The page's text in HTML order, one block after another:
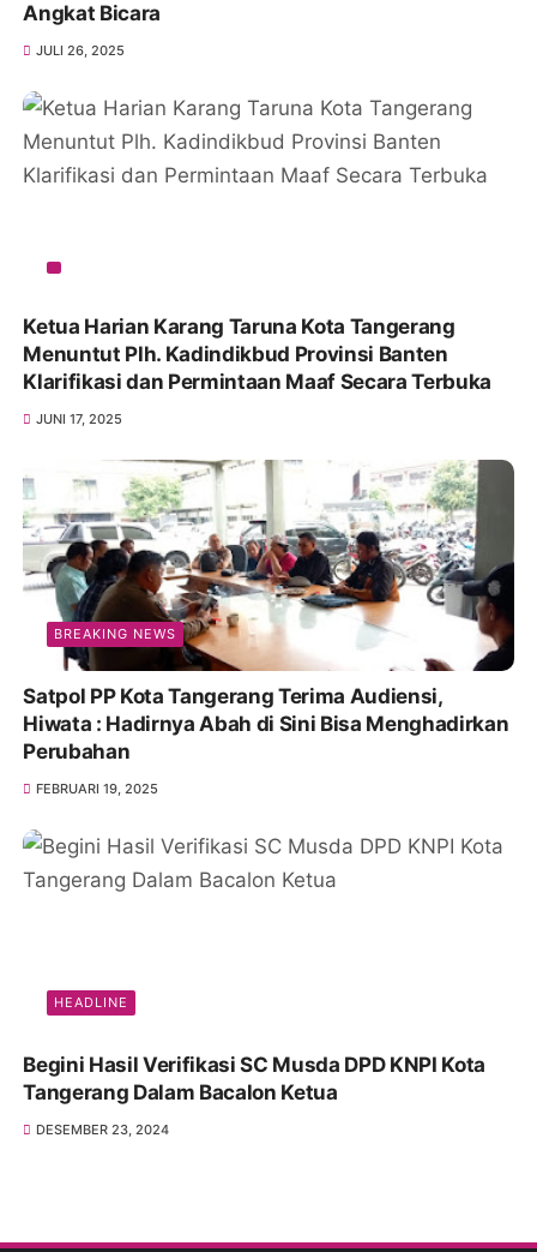
Angkat Bicara
JULI 26, 2025
Ketua Harian Karang Taruna Kota Tangerang
Menuntut Plh. Kadindikbud Provinsi Banten
Klarifikasi dan Permintaan Maaf Secara Terbuka
JUNI 17, 2025
BREAKING NEWS
Satpol PP Kota Tangerang Terima Audiensi,
Hiwata : Hadirnya Abah di Sini Bisa Menghadirkan
Perubahan
FEBRUARI 19, 2025
HEADLINE
Begini Hasil Verifikasi SC Musda DPD KNPI Kota
Tangerang Dalam Bacalon Ketua
DESEMBER 23, 2024